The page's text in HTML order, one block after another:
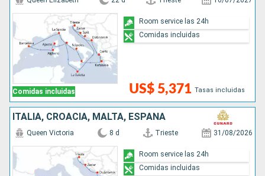
Comidas incluidas US$ 5,371 Tasas incluidas
Room service las 24h
Comidas incluidas
ITALIA, CROACIA, MALTA, ESPAÑA
Queen Victoria 8 d Trieste 31/08/2026
Room service las 24h
Comidas incluidas